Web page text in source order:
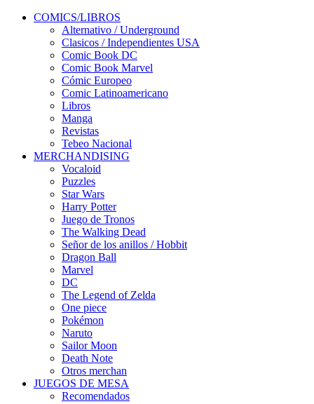
COMICS/LIBROS
Alternativo / Underground
Clasicos / Independientes USA
Comic Book DC
Comic Book Marvel
Cómic Europeo
Comic Latinoamericano
Libros
Manga
Revistas
Tebeo Nacional
MERCHANDISING
Vocaloid
Puzzles
Star Wars
Harry Potter
Juego de Tronos
The Walking Dead
Señor de los anillos / Hobbit
Dragon Ball
Marvel
DC
The Legend of Zelda
One piece
Pokémon
Naruto
Sailor Moon
Death Note
Otros merchan
JUEGOS DE MESA
Recomendados